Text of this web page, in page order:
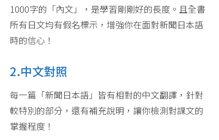
1000字的「內文」，是學習剛剛好的長度。且全書
所有日文均有假名標示，增強你在面對新聞日本語
時的信心！
2.中文對照
每一篇「新聞日本語」皆有相對的中文翻譯，針對
較特別的部分，還有補充說明，讓你檢測對課文的
掌握程度！